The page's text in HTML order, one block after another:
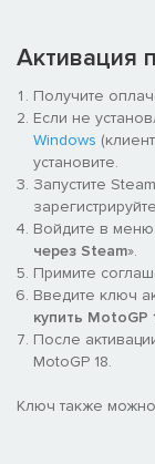
Активация
Получите
Если не
Windows
установите.
Запустите
Войдите в меню
через Steam».
Примите
Введите ключ
купить MotoGP
После
MotoGP 18.
Ключ также